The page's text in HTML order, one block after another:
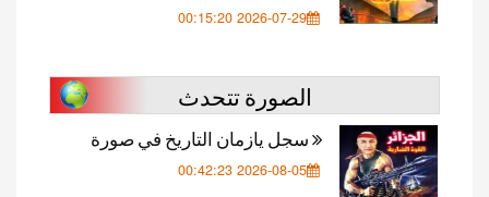
2026-07-29 00:15:20
الصورة تتحدث
سجل يازمان التاريخ في صورة
2026-08-05 00:42:23